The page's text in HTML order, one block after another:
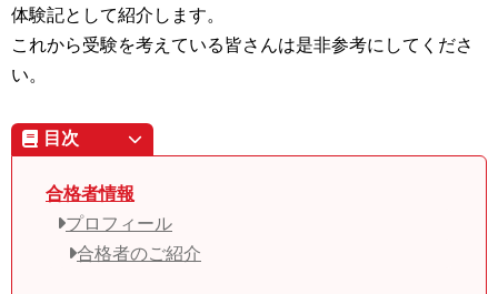
体験記として紹介します。
これから受験を考えている皆さんは是非参考にしてくださ
い。
目次
合格者情報
プロフィール
合格者のご紹介